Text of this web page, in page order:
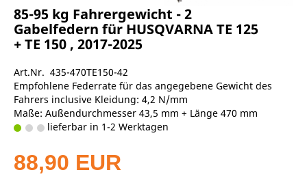
85-95 kg Fahrergewicht - 2
Gabelfedern für HUSQVARNA TE 125
+ TE 150 , 2017-2025
Art.Nr. 435-470TE150-42
Empfohlene Federrate für das angegebene Gewicht des
Fahrers inclusive Kleidung: 4,2 N/mm
Maße: Außendurchmesser 43,5 mm + Länge 470 mm
lieferbar in 1-2 Werktagen
88,90 EUR